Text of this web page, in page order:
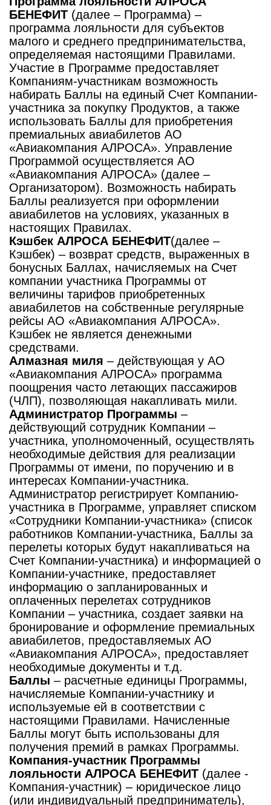
БЕНЕФИТ (далее – Программа) –
программа лояльности для субъектов
малого и среднего предпринимательства,
определяемая настоящими Правилами.
Участие в Программе предоставляет
Компаниям-участникам возможность
набирать Баллы на единый Счет Компании-
участника за покупку Продуктов, а также
использовать Баллы для приобретения
премиальных авиабилетов АО
«Авиакомпания АЛРОСА». Управление
Программой осуществляется АО
«Авиакомпания АЛРОСА» (далее –
Организатором). Возможность набирать
Баллы реализуется при оформлении
авиабилетов на условиях, указанных в
настоящих Правилах.
Кэшбек АЛРОСА БЕНЕФИТ(далее –
Кэшбек) – возврат средств, выраженных в
бонусных Баллах, начисляемых на Счет
компании участника Программы от
величины тарифов приобретенных
авиабилетов на собственные регулярные
рейсы АО «Авиакомпания АЛРОСА».
Кэшбек не является денежными
средствами.
Алмазная миля – действующая у АО
«Авиакомпания АЛРОСА» программа
поощрения часто летающих пассажиров
(ЧЛП), позволяющая накапливать мили.
Администратор Программы –
действующий сотрудник Компании –
участника, уполномоченный, осуществлять
необходимые действия для реализации
Программы от имени, по поручению и в
интересах Компании-участника.
Администратор регистрирует Компанию-
участника в Программе, управляет списком
«Сотрудники Компании-участника» (список
работников Компании-участника, Баллы за
перелеты которых будут накапливаться на
Счет Компании-участника) и информацией о
Компании-участнике, предоставляет
информацию о запланированных и
оплаченных перелетах сотрудников
Компании – участника, создает заявки на
бронирование и оформление премиальных
авиабилетов, предоставляемых АО
«Авиакомпания АЛРОСА», предоставляет
необходимые документы и т.д.
Баллы – расчетные единицы Программы,
начисляемые Компании-участнику и
используемые ей в соответствии с
настоящими Правилами. Начисленные
Баллы могут быть использованы для
получения премий в рамках Программы.
Компания-участник Программы
лояльности АЛРОСА БЕНЕФИТ (далее -
Компания-участник) – юридическое лицо
(или индивидуальный предприниматель),